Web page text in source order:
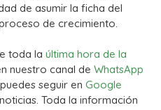
de asumir la ficha del
de crecimiento.
toda la última hora de la
nuestro canal de WhatsApp
seguir en Google
Toda la información